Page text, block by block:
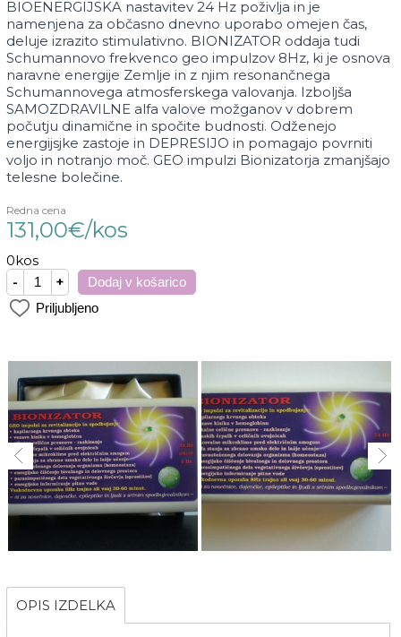
BIOENERGIJSKA nastavitev 24 Hz poživlja in je
namenjena za občasno dnevno uporabo omejen čas,
deluje izrazito stimulativno. BIONIZATOR oddaja tudi
Schumannovo frekvenco geo impulzov 8Hz, ki je osnova
naravne energije Zemlje in z njim resonančnega
Schumannovega atmosferskega valovanja. Izboljša
SAMOZDRAVILNE alfa valove možganov v dobrem
počutju dinamične in spočite budnosti. Odženejo
energijsjke zastoje in DEPRESIJO in pomagajo povrniti
voljo in notranjo moč. GEO impulzi Bionizatorja zmanjšajo
telesne bolečine.
Redna cena
131,00€/kos
0kos
-
+
Dodaj v košarico
Priljubljeno
OPIS IZDELKA